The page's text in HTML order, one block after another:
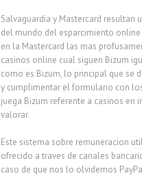
Salvaguardia y Mastercard
del mundo del esparcimiento
en la Mastercard las mas
casinos online cual siguen Bizum
como es Bizum, lo principal que se
y cumplimentar el formulario con
juega Bizum referente a casinos en
valorar.
Este sistema sobre remuneracion
ofrecido a traves de canales
caso de que nos lo olvidemos